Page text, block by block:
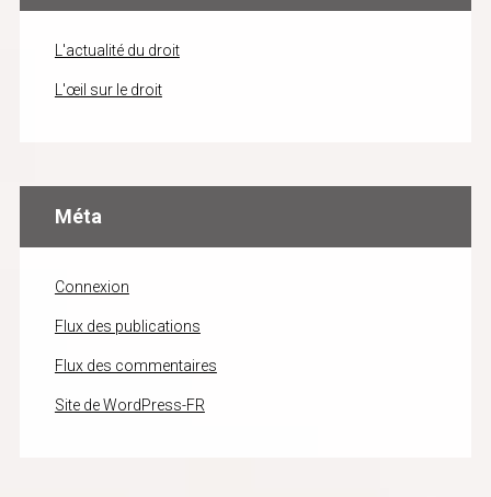
L'actualité du droit
L'œil sur le droit
Méta
Connexion
Flux des publications
Flux des commentaires
Site de WordPress-FR